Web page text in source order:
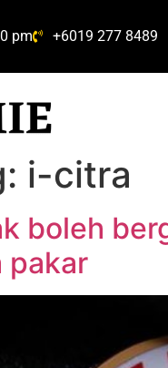
pm +6019 277 8489
i-citra
boleh
pakar